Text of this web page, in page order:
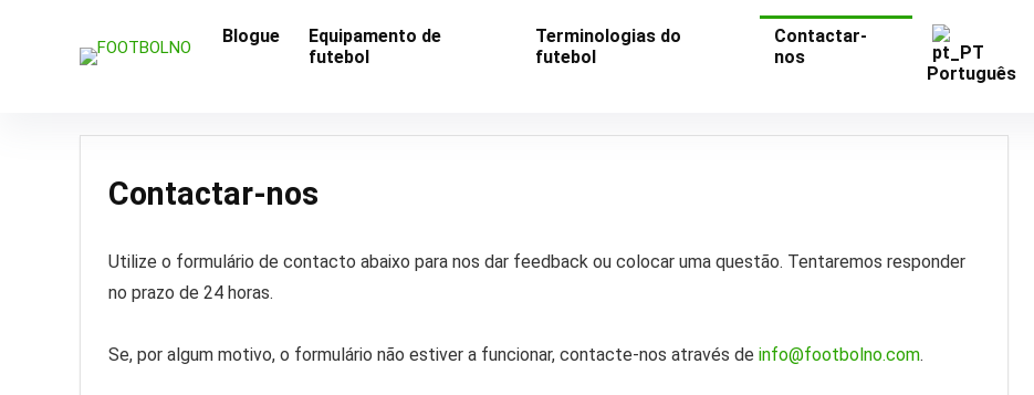
Blogue
Equipamento de
futebol
Terminologias do
futebol
Contactar-
nos
Português
Contactar-nos
Utilize o formulário de contacto abaixo para nos dar feedback ou colocar uma questão. Tentaremos responder
no prazo de 24 horas.
Se, por algum motivo, o formulário não estiver a funcionar, contacte-nos através de info@footbolno.com.